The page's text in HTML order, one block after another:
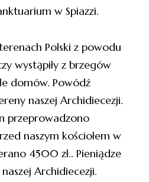
w Spiazzi.
Polski z powodu
wystąpiły z brzegów
domów. Powódź
naszej Archidiecezji.
przeprowadzono
naszym kościołem w
4500 zł.. Pieniądze
Archidiecezji.